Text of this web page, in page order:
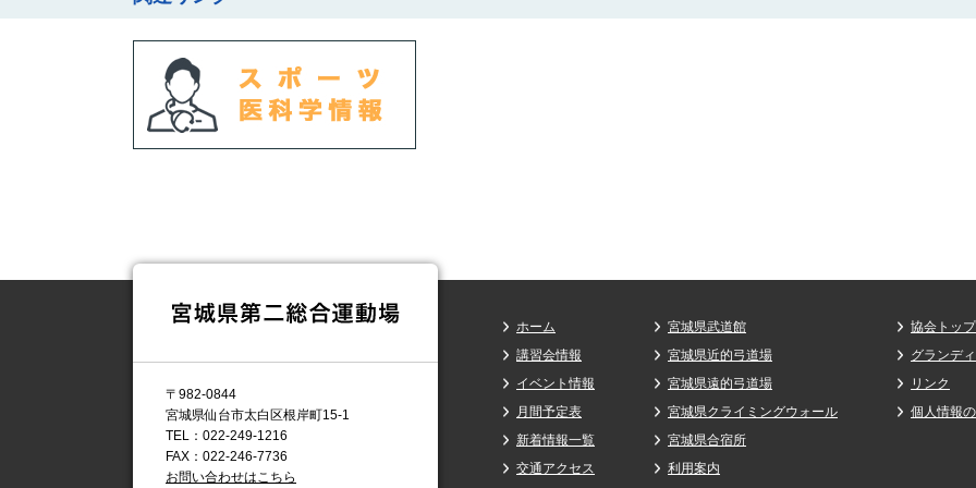
〒982-0844
宮城県仙台市太白区根岸町15-1
TEL：022-249-1216
FAX：022-246-7736
お問い合わせはこちら
ホーム
講習会情報
イベント情報
月間予定表
新着情報一覧
交通アクセス
宮城県武道館
宮城県近的弓道場
宮城県遠的弓道場
宮城県クライミングウォール
宮城県合宿所
利用案内
協会トッ
グランデ
リンク
個人情報